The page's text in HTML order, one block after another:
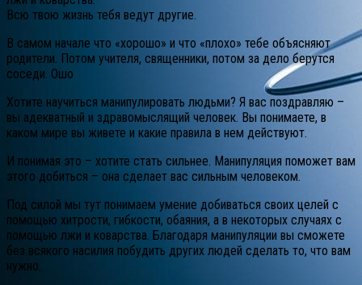
Всю твою жизнь тебя ведут другие.
В самом начале что «хорошо» и что «плохо» тебе объясняют
родители. Потом учителя, священники, потом за дело берутся
соседи. Ошо
Хотите научиться манипулировать людьми? Я вас поздравляю –
вы адекватный и здравомыслящий человек. Вы понимаете, в
каком мире вы живете и какие правила в нем действуют.
И понимая это – хотите стать сильнее. Манипуляция поможет вам
этого добиться – она сделает вас сильным человеком.
Под силой мы тут понимаем умение добиваться своих целей с
помощью хитрости, гибкости, обаяния, а в некоторых случаях с
помощью лжи и коварства. Благодаря манипуляции вы сможете
без всякого насилия побудить других людей сделать то, что вам
нужно.